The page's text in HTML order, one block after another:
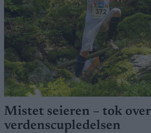
Mistet seieren – tok over
verdenscupledelsen